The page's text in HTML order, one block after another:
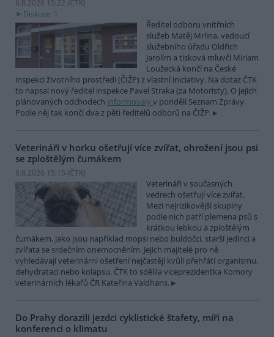
6.8.2026 15:22 (ČTK)
Diskuse: 1
Ředitel odboru vnitřních
služeb Matěj Mrlina, vedoucí
služebního úřadu Oldřich
Jarolím a tisková mluvčí Miriam
Loužecká končí na České
inspekci životního prostředí (ČIŽP) z vlastní iniciativy. Na dotaz ČTK
to napsal nový ředitel inspekce Pavel Straka (za Motoristy). O jejich
plánovaných odchodech informovaly v pondělí Seznam Zprávy.
Podle něj tak končí dva z pěti ředitelů odborů na ČIŽP.
Veterináři v horku ošetřují více zvířat, ohrožení jsou psi
se zploštělým čumákem
6.8.2026 15:15 (ČTK)
Veterináři v současných
vedrech ošetřují více zvířat.
Mezi nejrizikovější skupiny
podle nich patří plemena psů s
krátkou lebkou a zploštělým
čumákem, jako jsou například mopsi nebo buldočci, starší jedinci a
zvířata se srdečním onemocněním. Jejich majitelé pro ně
vyhledávají veterinární ošetření nejčastěji kvůli přehřátí organismu,
dehydrataci nebo kolapsu. ČTK to sdělila viceprezidentka Komory
veterinárních lékařů ČR Kateřina Valdhans.
Do Prahy dorazili jezdci cyklistické štafety, míří na
konferenci o klimatu